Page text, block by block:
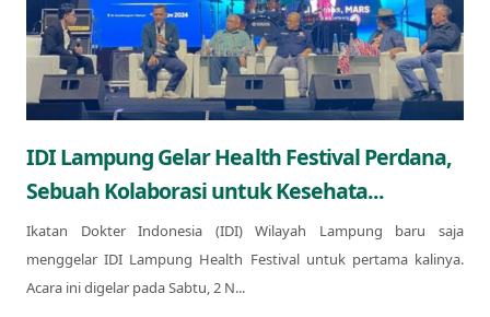
IDI Lampung Gelar Health Festival Perdana,
Sebuah Kolaborasi untuk Kesehata...
Ikatan Dokter Indonesia (IDI) Wilayah Lampung baru saja
menggelar IDI Lampung Health Festival untuk pertama kalinya.
Acara ini digelar pada Sabtu, 2 N...